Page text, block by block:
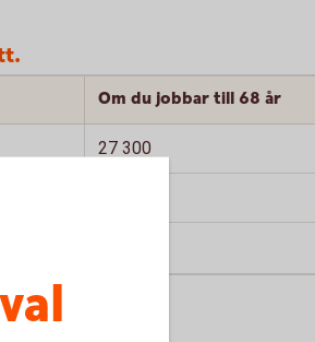
Om du jobbar till 68 år
27 300